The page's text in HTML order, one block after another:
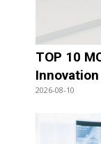
TOP 10
2026-08-10